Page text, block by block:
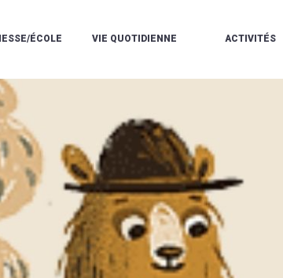
ÉCOLE VIE QUOTIDIENNE
SOCIALE
QUELQUES
RÈGLES
DE
VIE
ENVIRONNEMENT
L'EAU
ET
L'ASSAINISSEMENT
LA
RÉSIDENCE
AUTONOMIE
ACTIVITÉS
MUSIQUE
L'ÉCOLE
COMMUNAUTAIRE
DE
DANSE
LA
PISCINE
COMMUNAUTAIRE
ASSOCIATIONS